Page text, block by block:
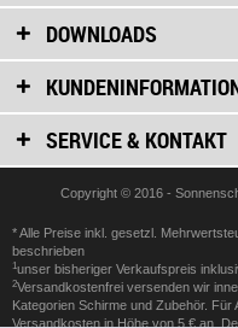
DOWNLOADS
SERVICE & KONTAKT
Copyright © 2016 -
* Alle Preise inkl. gesetzl.
beschrieben
1 unser bisheriger Verkaufspreis
2Versandkostenfrei versenden wir
Kategorien Schirme und Zubehör.
Versandkosten in Höhe von 5 € an.